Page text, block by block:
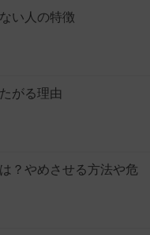
い人の特徴
がる理由
？やめさせる方法や危